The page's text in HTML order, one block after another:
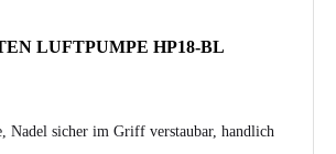
LUFTPUMPE HP18-BL
Nadel sicher im Griff verstaubar, handlich